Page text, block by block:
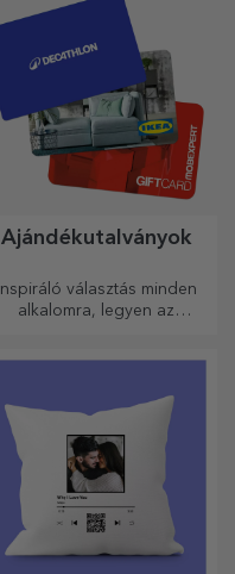
Ajándékutalványok
Inspiráló választás minden
alkalomra, legyen az